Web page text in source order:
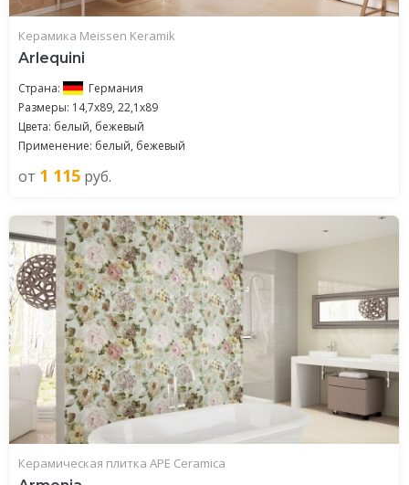
Керамика Meissen Keramik
Arlequini
Страна:
Германия
Размеры: 14,7x89, 22,1x89
Цвета: белый, бежевый
Применение: белый, бежевый
от 1 115 руб.
Керамическая плитка APE Ceramica